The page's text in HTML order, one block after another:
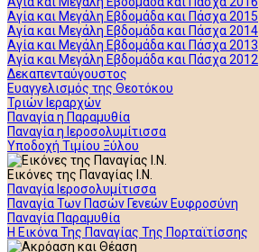
Αγία και Μεγάλη Εβδομάδα και Πάσχα 2015
Αγία και Μεγάλη Εβδομάδα και Πάσχα 2014
Αγία και Μεγάλη Εβδομάδα και Πάσχα 2013
Αγία και Μεγάλη Εβδομάδα και Πάσχα 2012
Δεκαπενταύγουστος
Ευαγγελισμός της Θεοτόκου
Τριών Ιεραρχών
Παναγία η Παραμυθία
Παναγία η Ιεροσολυμίτισσα
Υποδοχή Τιμίου Ξύλου
Εικόνες της Παναγίας Ι.Ν.
Παναγία Ιεροσολυμίτισσα
Παναγία Των Πασών Γενεών Ευφροσύνη
Παναγία Παραμυθία
Η Εικόνα Της Παναγίας Της Πορταϊτίσσης